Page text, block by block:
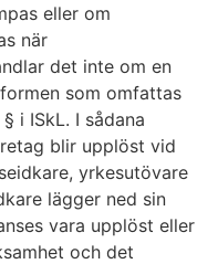
eller om
när
det inte om en
som omfattas
i ISkL. I sådana
blir upplöst vid
yrkesutövare
lägger ned sin
vara upplöst eller
och det